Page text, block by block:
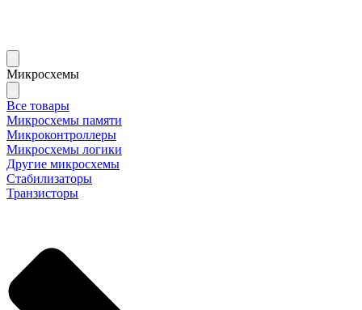
Микросхемы
Все товары
Микросхемы памяти
Микроконтроллеры
Микросхемы логики
Другие микросхемы
Стабилизаторы
Транзисторы